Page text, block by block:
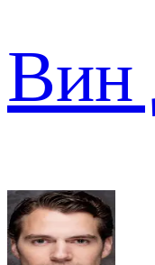
Вин